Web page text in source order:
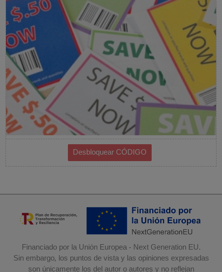
Financiado por la Unión Europea - Next Generation EU.
Sin embargo, los puntos de vista y las opiniones expresadas